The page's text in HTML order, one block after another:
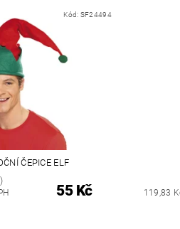
Kód: SF24494
ČEPICE ELF
55 Kč 119,83